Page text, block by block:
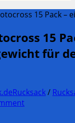
15 Pack –
15
für
Rucksack/